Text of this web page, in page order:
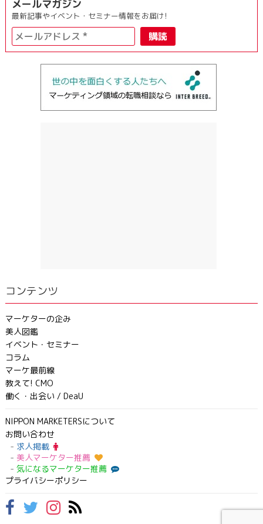
メールマガジン
最新記事やイベント・セミナー情報をお届け!
コンテンツ
マーケターの企み
美人図鑑
イベント・セミナー
コラム
マーケ最前線
教えて! CMO
働く・出会い / DeaU
NIPPON MARKETERSについて
お問い合わせ
求人掲載
美人マーケター推薦
気になるマーケター推薦
プライバシーポリシー